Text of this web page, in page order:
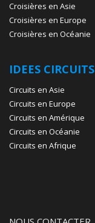
Croisières en Asie
Croisières en Europe
Croisières en Océanie
IDEES CIRCUITS
Circuits en Asie
Circuits en Europe
Circuits en Amérique
Circuits en Océanie
Circuits en Afrique